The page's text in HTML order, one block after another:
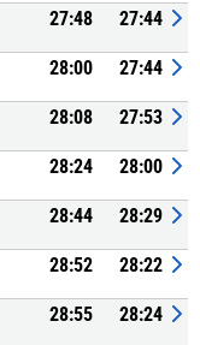
27:48 27:44
28:00 27:44
28:08 27:53
28:24 28:00
28:44 28:29
28:52 28:22
28:55 28:24